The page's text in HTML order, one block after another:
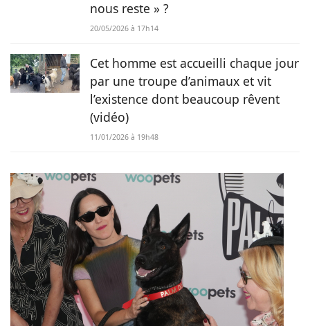
nous reste » ?
20/05/2026 à 17h14
Cet homme est accueilli chaque jour
par une troupe d’animaux et vit
l’existence dont beaucoup rêvent
(vidéo)
11/01/2026 à 19h48